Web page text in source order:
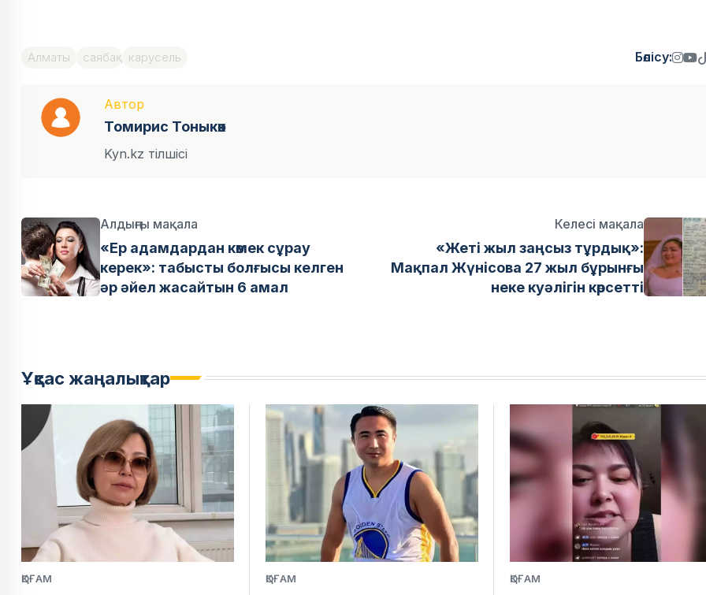
Алматы саябақ карусель Бөлісу:
Автор
Томирис Тоныкөк
Kyn.kz тілшісі
Алдыңғы мақала
«Ер адамдардан көмек сұрау
керек»: табысты болғысы келген
әр әйел жасайтын 6 амал
Келесі мақала
«Жеті жыл заңсыз тұрдық»:
Мақпал Жүнісова 27 жыл бұрынғы
неке куәлігін көрсетті
Ұқсас жаңалықтар
ҚОҒАМ ҚОҒАМ ҚОҒАМ